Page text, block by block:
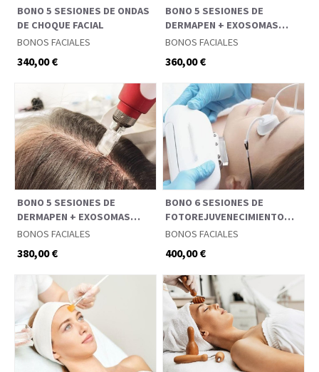
BONO 5 SESIONES DE ONDAS
DE CHOQUE FACIAL
BONOS FACIALES
340,00 €
BONO 5 SESIONES DE
DERMAPEN + EXOSOMAS
REJUVENECEDORA /
BONOS FACIALES
360,00 €
BONO 5 SESIONES DE
DERMAPEN + EXOSOMAS
CAPILAR
BONOS FACIALES
380,00 €
BONO 6 SESIONES DE
FOTOREJUVENECIMIENTO
FACIAL
BONOS FACIALES
400,00 €